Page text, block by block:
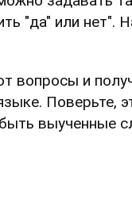
"да" или нет".
вопросы и
Поверьте,
выученные